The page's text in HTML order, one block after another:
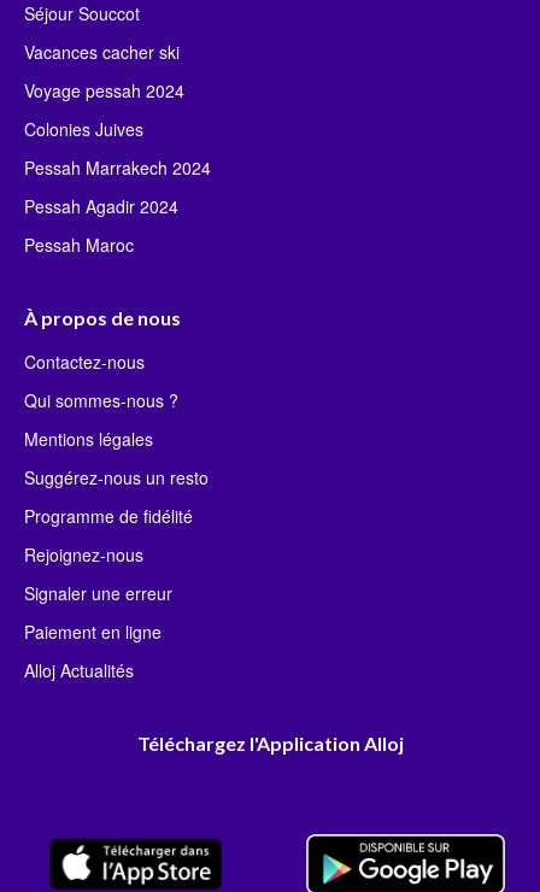
Séjour Souccot
Vacances cacher ski
Voyage pessah 2024
Colonies Juives
Pessah Marrakech 2024
Pessah Agadir 2024
Pessah Maroc
À propos de nous
Contactez-nous
Qui sommes-nous ?
Mentions légales
Suggérez-nous un resto
Programme de fidélité
Rejoignez-nous
Signaler une erreur
Paiement en ligne
Alloj Actualités
Téléchargez l'Application Alloj